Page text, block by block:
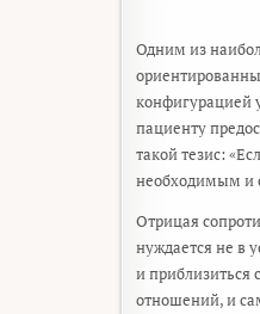
Одним из
конфигурацией
пациенту
такой тезис:
необходимым и
Отрицая
нуждается не в
и приблизиться
отношений, и